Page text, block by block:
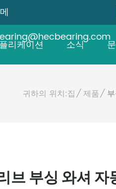
리케이션 소식
귀하의 위치:집 제품
브 부싱 와셔 자